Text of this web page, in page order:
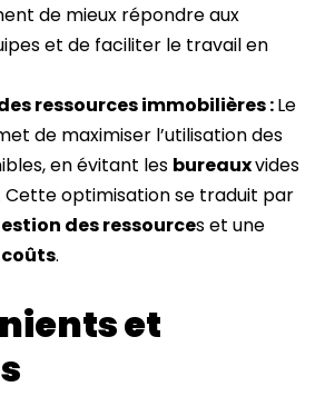
de mieux répondre aux
et de faciliter le travail en
ressources immobilières :Le
de maximiser l’utilisation des
en évitant les bureauxvides
Cette optimisation se traduit par
des ressources et une
.
et